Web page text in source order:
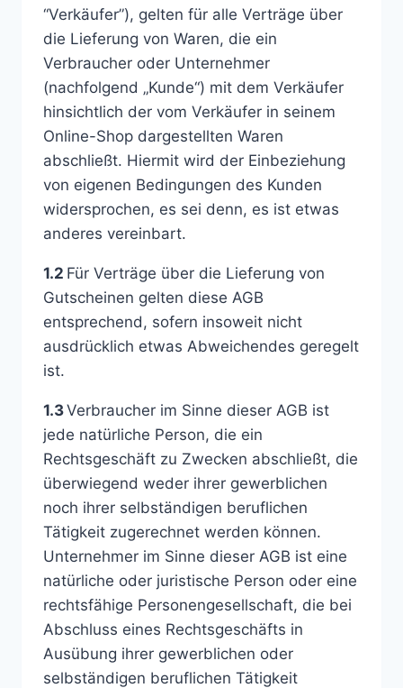
“Verkäufer”), gelten für alle Verträge über
die Lieferung von Waren, die ein
Verbraucher oder Unternehmer
(nachfolgend „Kunde“) mit dem Verkäufer
hinsichtlich der vom Verkäufer in seinem
Online-Shop dargestellten Waren
abschließt. Hiermit wird der Einbeziehung
von eigenen Bedingungen des Kunden
widersprochen, es sei denn, es ist etwas
anderes vereinbart.
1.2 Für Verträge über die Lieferung von
Gutscheinen gelten diese AGB
entsprechend, sofern insoweit nicht
ausdrücklich etwas Abweichendes geregelt
ist.
1.3Verbraucher im Sinne dieser AGB ist
jede natürliche Person, die ein
Rechtsgeschäft zu Zwecken abschließt, die
überwiegend weder ihrer gewerblichen
noch ihrer selbständigen beruflichen
Tätigkeit zugerechnet werden können.
Unternehmer im Sinne dieser AGB ist eine
natürliche oder juristische Person oder eine
rechtsfähige Personengesellschaft, die bei
Abschluss eines Rechtsgeschäfts in
Ausübung ihrer gewerblichen oder
selbständigen beruflichen Tätigkeit